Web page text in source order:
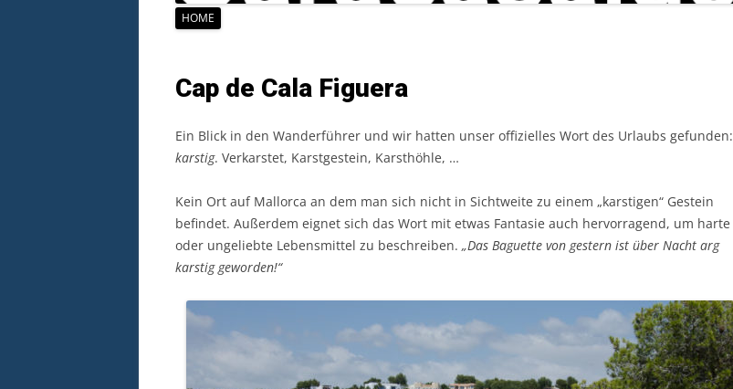
Zum
Inhalt
HOME
Cap de Cala Figuera
Ein Blick in den Wanderführer und wir hatten unser offizielles Wort des Urlaubs gefunden:
karstig. Verkarstet, Karstgestein, Karsthöhle, …
Kein Ort auf Mallorca an dem man sich nicht in Sichtweite zu einem „karstigen“ Gestein
befindet. Außerdem eignet sich das Wort mit etwas Fantasie auch hervorragend, um harte
oder ungeliebte Lebensmittel zu beschreiben. „Das Baguette von gestern ist über Nacht arg
karstig geworden!“